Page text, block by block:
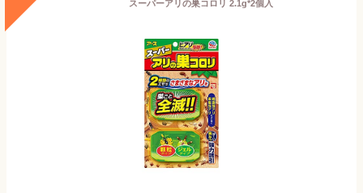
スーパーアリの巣コロリ 2.1g*2個入